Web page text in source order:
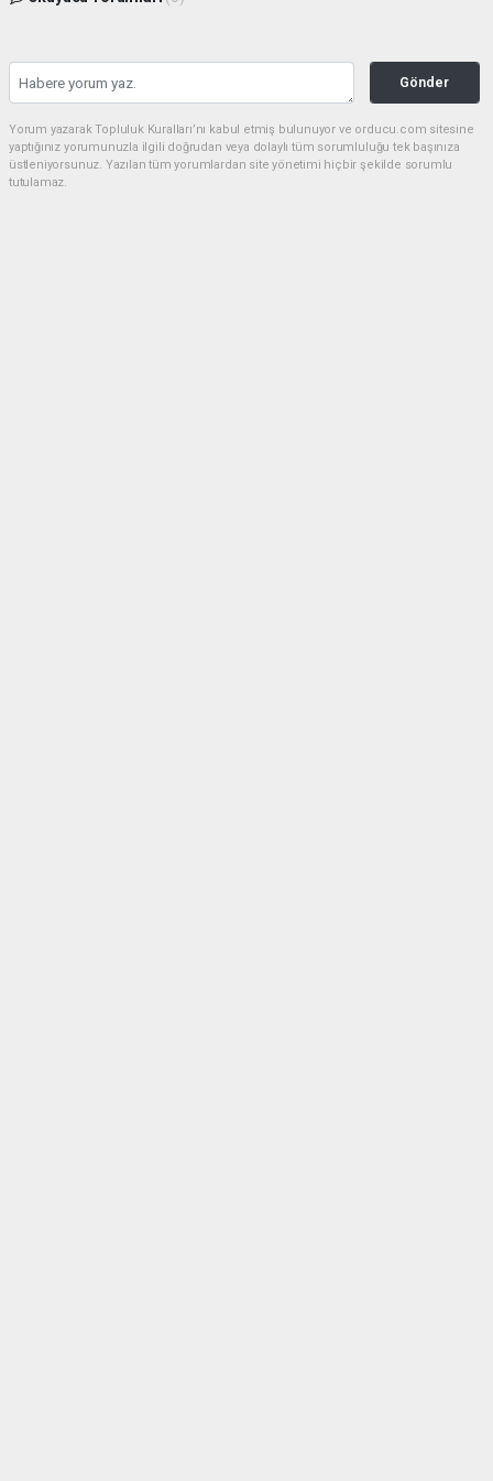
Gönder
Yorum yazarak Topluluk Kuralları’nı kabul etmiş bulunuyor ve orducu.com sitesine
yaptığınız yorumunuzla ilgili doğrudan veya dolaylı tüm sorumluluğu tek başınıza
üstleniyorsunuz. Yazılan tüm yorumlardan site yönetimi hiçbir şekilde sorumlu
tutulamaz.